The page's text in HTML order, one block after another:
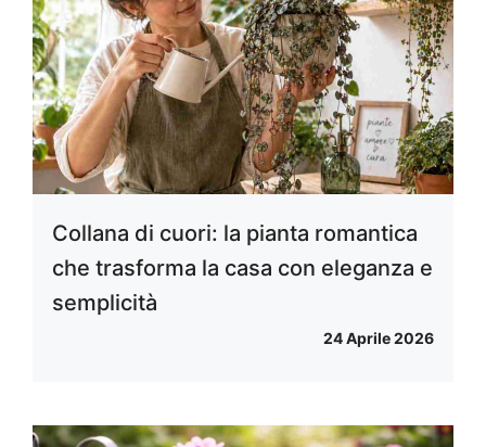
Collana di cuori: la pianta romantica
che trasforma la casa con eleganza e
semplicità
24 Aprile 2026